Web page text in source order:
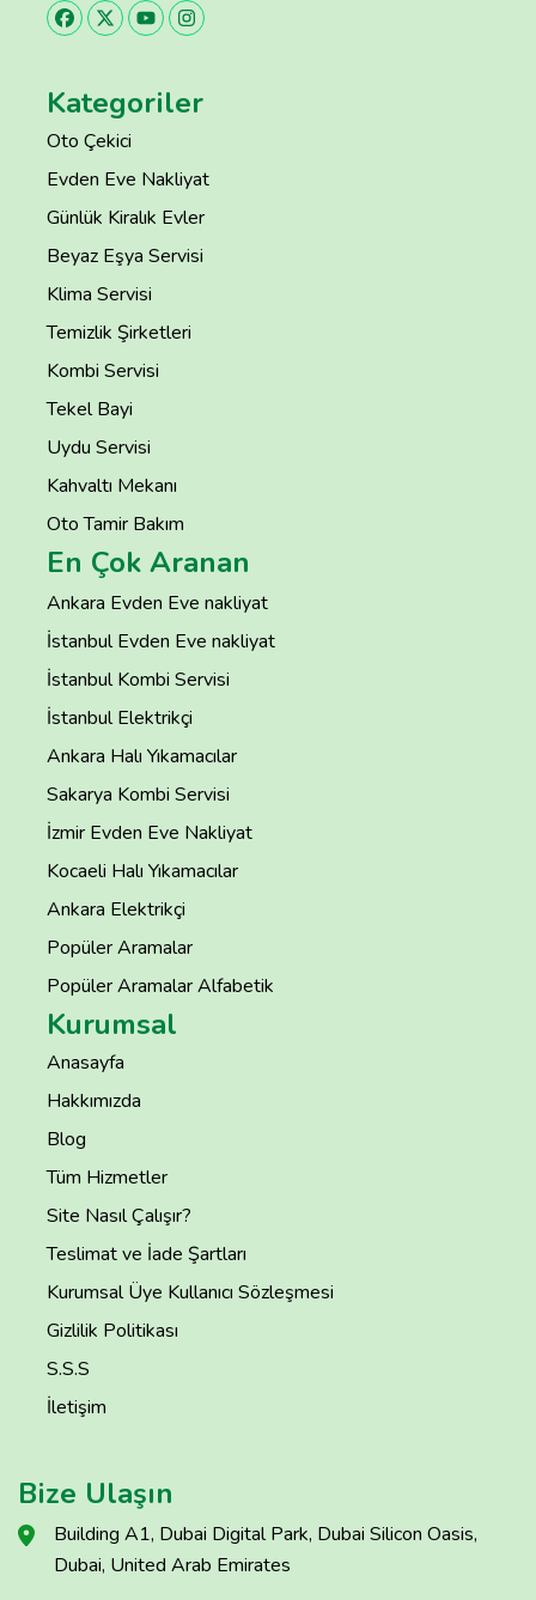
Kategoriler
Oto Çekici
Evden Eve Nakliyat
Günlük Kiralık Evler
Beyaz Eşya Servisi
Klima Servisi
Temizlik Şirketleri
Kombi Servisi
Tekel Bayi
Uydu Servisi
Kahvaltı Mekanı
Oto Tamir Bakım
En Çok Aranan
Ankara Evden Eve nakliyat
İstanbul Evden Eve nakliyat
İstanbul Kombi Servisi
İstanbul Elektrikçi
Ankara Halı Yıkamacılar
Sakarya Kombi Servisi
İzmir Evden Eve Nakliyat
Kocaeli Halı Yıkamacılar
Ankara Elektrikçi
Popüler Aramalar
Popüler Aramalar Alfabetik
Kurumsal
Anasayfa
Hakkımızda
Blog
Tüm Hizmetler
Site Nasıl Çalışır?
Teslimat ve İade Şartları
Kurumsal Üye Kullanıcı Sözleşmesi
Gizlilik Politikası
S.S.S
İletişim
Bize Ulaşın
Building A1, Dubai Digital Park, Dubai Silicon Oasis,
Dubai, United Arab Emirates